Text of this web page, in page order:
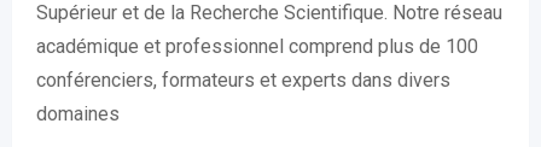
Supérieur et de la Recherche Scientifique. Notre réseau
académique et professionnel comprend plus de 100
conférenciers, formateurs et experts dans divers
domaines